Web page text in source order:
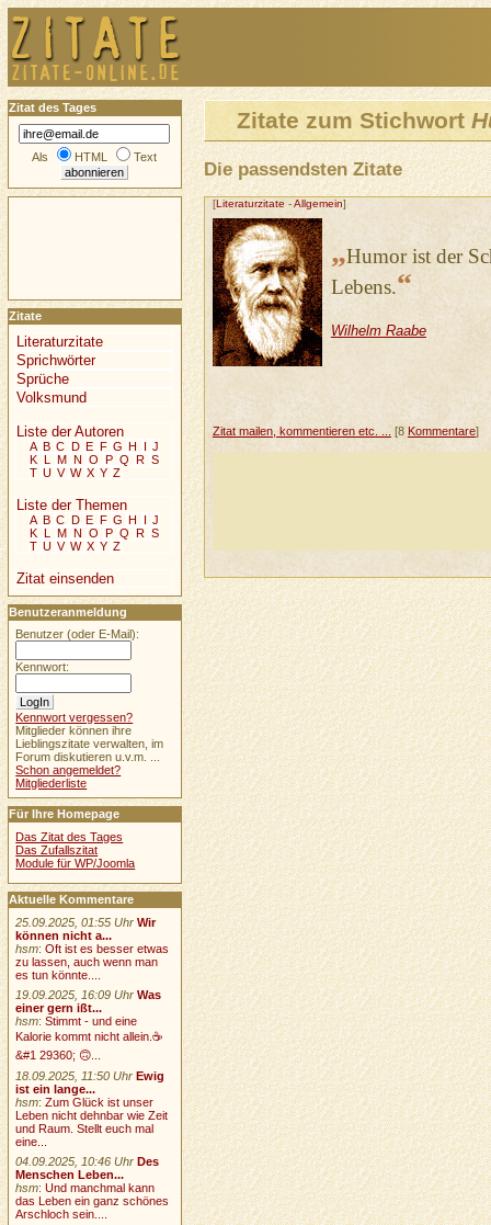
Zitate zum Stichwort
Die passendsten Zitate
[Literaturzitate -Allgemein]
„Humor ist der
Lebens.“
Wilhelm Raabe
Zitat mailen, kommentieren etc. ... [8 Kommentare]
Zitat des Tages
Als HTML Text
Zitate
Literaturzitate
Sprichwörter
Sprüche
Volksmund
Liste der Autoren
A B C D E F G H I J
K L M N O P Q R S
T U V W X Y Z
Liste der Themen
A B C D E F G H I J
K L M N O P Q R S
T U V W X Y Z
Zitat einsenden
Benutzeranmeldung
Benutzer (oder E-Mail):
Kennwort:
Kennwort vergessen?
Mitglieder können ihre
Lieblingszitate verwalten, im
Forum diskutieren u.v.m. ...
Schon angemeldet?
Mitgliederliste
Für Ihre Homepage
Das Zitat des Tages
Das Zufallszitat
Module für WP/Joomla
Aktuelle Kommentare
25.09.2025, 01:55 Uhr Wir
können nicht a...
hsm:Oft ist es besser etwas
zu lassen, auch wenn man
es tun könnte....
19.09.2025, 16:09 Uhr Was
einer gern ißt...
hsm:Stimmt - und eine
Kalorie kommt nicht allein.☕
&#1 29360; 🙃...
18.09.2025, 11:50 Uhr Ewig
ist ein lange...
hsm:Zum Glück ist unser
Leben nicht dehnbar wie Zeit
und Raum. Stellt euch mal
eine...
04.09.2025, 10:46 Uhr Des
Menschen Leben...
hsm:Und manchmal kann
das Leben ein ganz schönes
Arschloch sein....